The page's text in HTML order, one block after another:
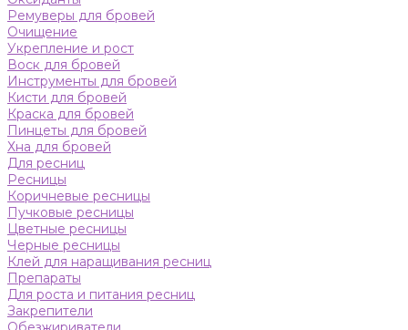
Ремуверы для бровей
Очищение
Укрепление и рост
Воск для бровей
Инструменты для бровей
Кисти для бровей
Краска для бровей
Пинцеты для бровей
Хна для бровей
Для ресниц
Ресницы
Коричневые ресницы
Пучковые ресницы
Цветные ресницы
Черные ресницы
Клей для наращивания ресниц
Препараты
Для роста и питания ресниц
Закрепители